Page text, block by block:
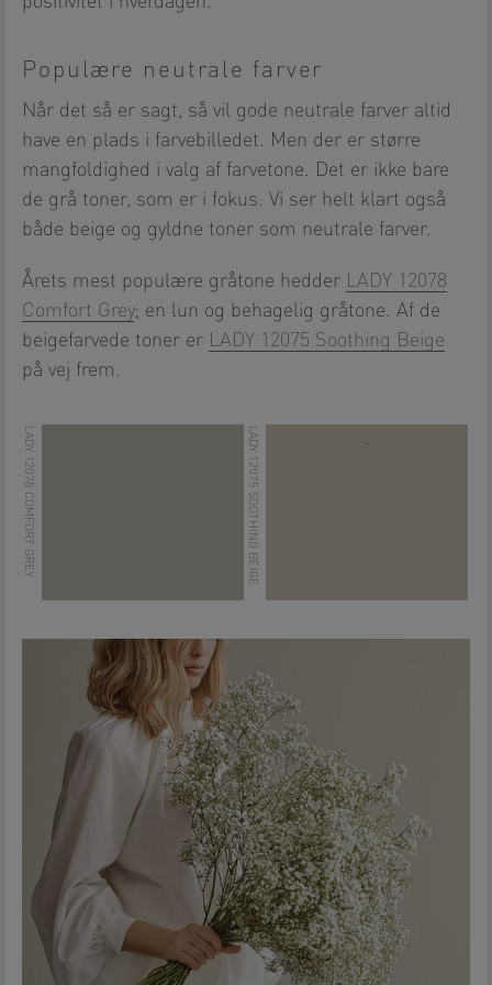
Populære neutrale farver
Når det så er sagt, så vil gode neutrale farver altid
have en plads i farvebilledet. Men der er større
mangfoldighed i valg af farvetone. Det er ikke bare
de grå toner, som er i fokus. Vi ser helt klart også
både beige og gyldne toner som neutrale farver.
Årets mest populære gråtone hedder LADY 12078
Comfort Grey; en lun og behagelig gråtone. Af de
beigefarvede toner er LADY 12075 Soothing Beige
på vej frem.
LADY 12078 COMFORT GREY . LADY 12075 SOOTHING BEIGE .